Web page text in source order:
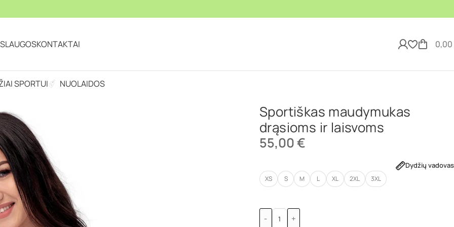
KONTAKTAI 0,00
SPORTUI NUOLAIDOS
maudymukas drąsioms ir laisvoms
Sportiškas maudymukas
drąsioms ir laisvoms
55,00€
Dydžių vadovas
XS S M L XL 2XL 3XL
- +